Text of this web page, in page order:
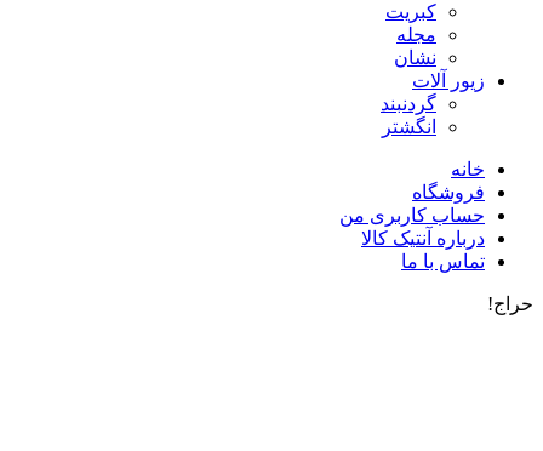
کبریت
مجله
نشان
زیور آلات
گردنبند
انگشتر
خانه
فروشگاه
حساب کاربری من
درباره آنتیک کالا
تماس با ما
حراج!